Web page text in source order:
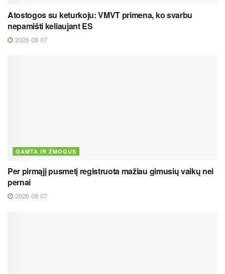
Atostogos su keturkoju: VMVT primena, ko svarbu
nepamišti keliaujant ES
2026 08 07
GAMTA IR ŽMOGUS
Per pirmąjį pusmetį registruota mažiau gimusių vaikų nei
pernai
2026 08 07